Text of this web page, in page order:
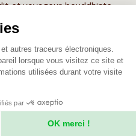
et voyageur bouddhiste
les cinq skandhas, qui
nous sommes
Vérités, le cycle de
concept central du
dit, que même si vous
la vacuité, vous pouvez
la souffrance dans votre
le Sutra du Coeur et
autres traceurs électroniques.
lorsque vous visitez ce site et
utilisées durant votre visite
par
OK merci !